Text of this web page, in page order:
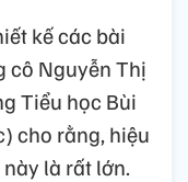
kế các bài
cô Nguyễn Thị
Tiểu học Bùi
cho rằng, hiệu
là rất lớn.